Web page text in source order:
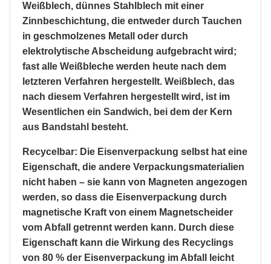
Weißblech, dünnes Stahlblech mit einer
Zinnbeschichtung, die entweder durch Tauchen
in geschmolzenes Metall oder durch
elektrolytische Abscheidung aufgebracht wird;
fast alle Weißbleche werden heute nach dem
letzteren Verfahren hergestellt. Weißblech, das
nach diesem Verfahren hergestellt wird, ist im
Wesentlichen ein Sandwich, bei dem der Kern
aus Bandstahl besteht.
Recycelbar: Die Eisenverpackung selbst hat eine
Eigenschaft, die andere Verpackungsmaterialien
nicht haben – sie kann von Magneten angezogen
werden, so dass die Eisenverpackung durch
magnetische Kraft von einem Magnetscheider
vom Abfall getrennt werden kann. Durch diese
Eigenschaft kann die Wirkung des Recyclings
von 80 % der Eisenverpackung im Abfall leicht